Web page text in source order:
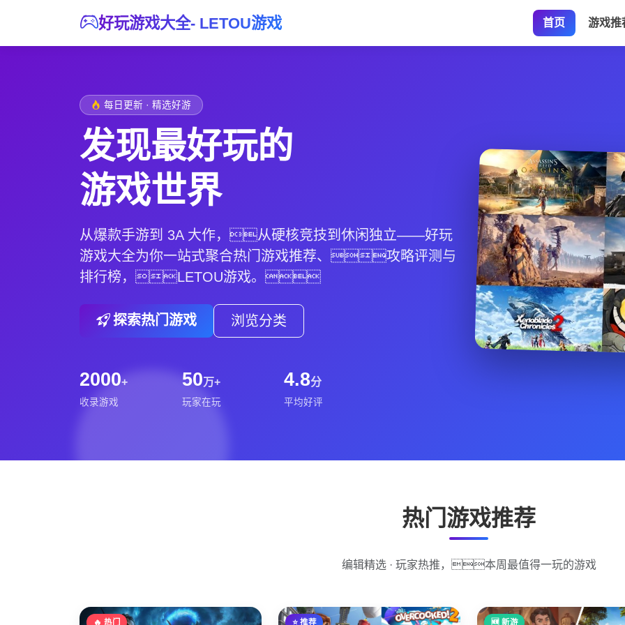
好玩游戏大全- LETOU游戏 首页 游戏推
每日更新 · 精选好游
发现最好玩的
游戏世界
从爆款手游到 3A 大作，从硬核竞技到休闲独立——好玩
游戏大全为你一站式聚合热门游戏推荐、攻略评测与
排行榜，LETOU游戏。
探索热门游戏 浏览分类
2000+
收录游戏
50万+
玩家在玩
4.8分
平均好评
热门游戏推荐
编辑精选 · 玩家热推，本周最值得一玩的游戏
🔥 热门 ⭐ 推荐 🆕 新游